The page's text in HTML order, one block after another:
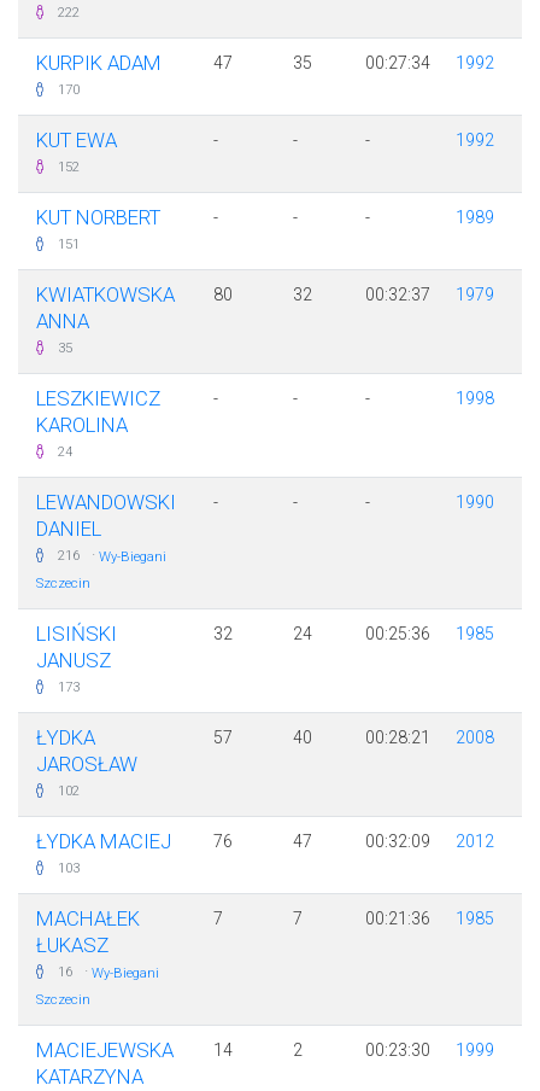
222
KURPIK ADAM
170
47 35 00:27:34 1992
KUT EWA
152
- - - 1992
KUT NORBERT
151
- - - 1989
KWIATKOWSKA
ANNA
35
80 32 00:32:37 1979
LESZKIEWICZ
KAROLINA
24
- - - 1998
LEWANDOWSKI
DANIEL
216 · Wy-Biegani
Szczecin
- - - 1990
LISIŃSKI
JANUSZ
173
32 24 00:25:36 1985
ŁYDKA
JAROSŁAW
102
57 40 00:28:21 2008
ŁYDKA MACIEJ
103
76 47 00:32:09 2012
MACHAŁEK
ŁUKASZ
16 · Wy-Biegani
Szczecin
7 7 00:21:36 1985
MACIEJEWSKA
KATARZYNA
14 2 00:23:30 1999